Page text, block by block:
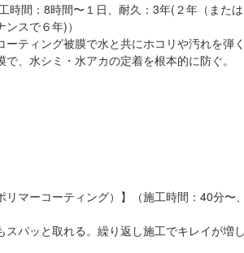
時間：8時間〜１日、耐久：3年(２年（また
スで６年)）
ーティング被膜で水と共にホコリや汚れを弾
、水シミ・水アカの定着を根本的に防ぐ。
リマーコーティング）】（施工時間：40分〜
スパッと取れる。繰り返し施工でキレイが増